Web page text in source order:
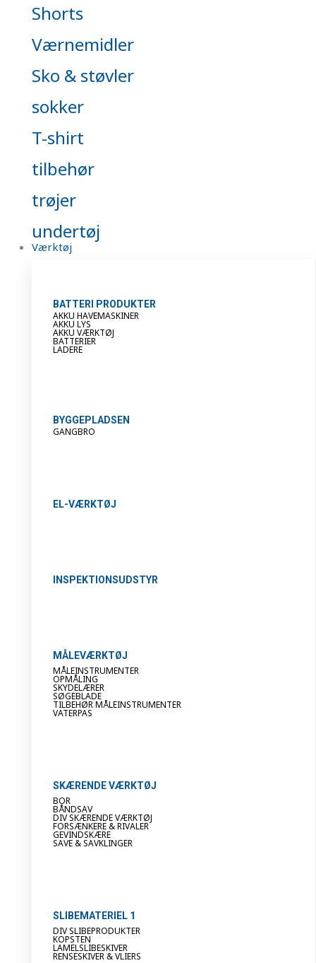
Shorts
Værnemidler
Sko & støvler
sokker
T-shirt
tilbehør
trøjer
undertøj
Værktøj
BATTERI PRODUKTER
AKKU HAVEMASKINER
AKKU LYS
AKKU VÆRKTØJ
BATTERIER
LADERE
BYGGEPLADSEN
GANGBRO
EL-VÆRKTØJ
INSPEKTIONSUDSTYR
MÅLEVÆRKTØJ
MÅLEINSTRUMENTER
OPMÅLING
SKYDELÆRER
SØGEBLADE
TILBEHØR MÅLEINSTRUMENTER
VATERPAS
SKÆRENDE VÆRKTØJ
BOR
BÅNDSAV
DIV SKÆRENDE VÆRKTØJ
FORSÆNKERE & RIVALER
GEVINDSKÆRE
SAVE & SAVKLINGER
SLIBEMATERIEL 1
DIV SLIBEPRODUKTER
KOPSTEN
LAMELSLIBESKIVER
RENSESKIVER & VLIERS